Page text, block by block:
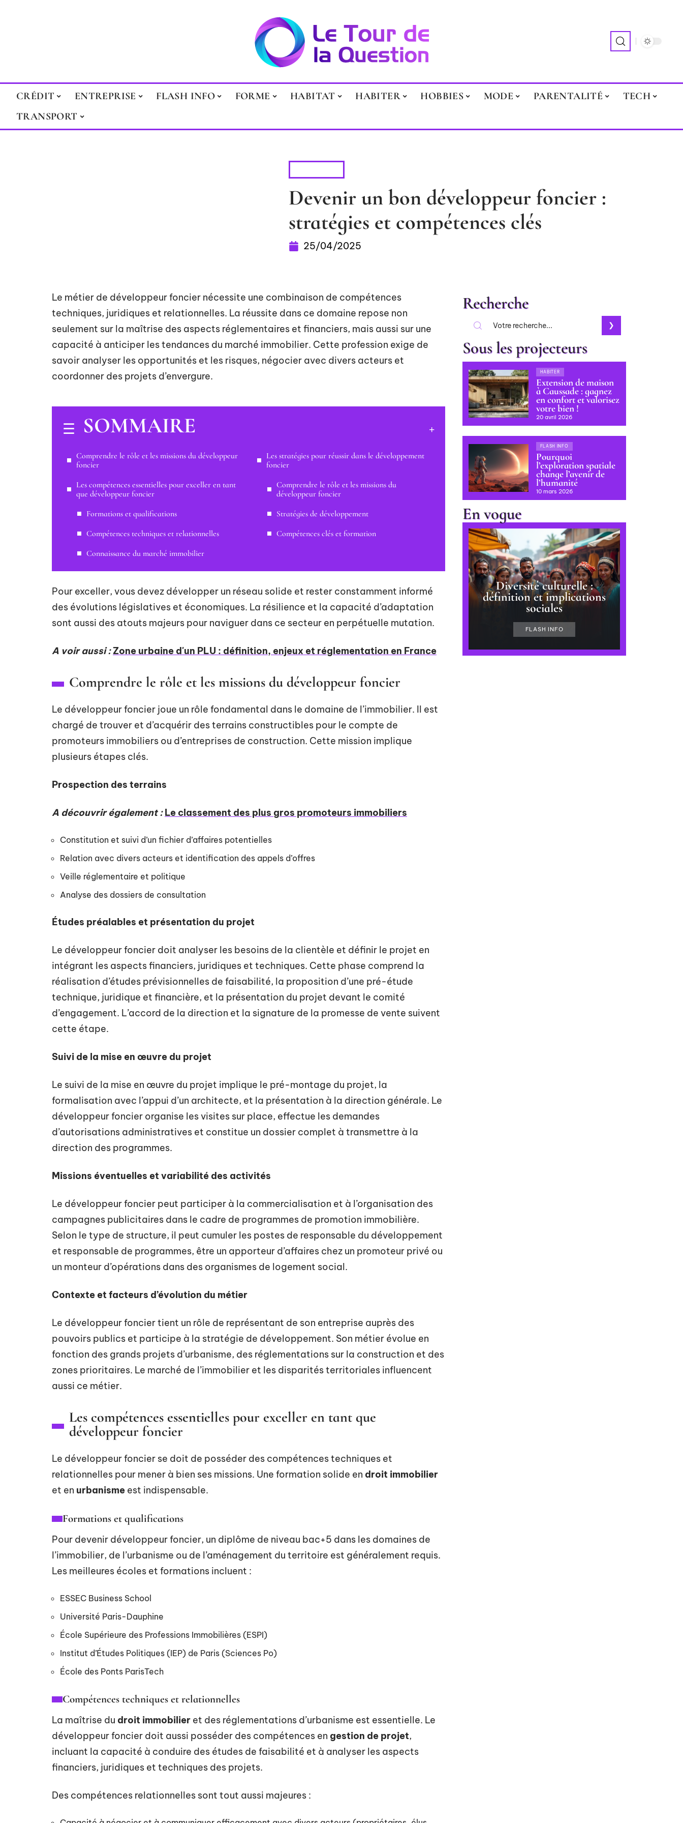
CRÉDIT ENTREPRISE FLASH INFO FORME HABITAT HABITER HOBBIES MODE PARENTALITÉ
TECH
TRANSPORT
Devenir un bon développeur foncier :
stratégies et compétences clés
25/04/2025
Le métier de développeur foncier nécessite une combinaison de compétences
techniques, juridiques et relationnelles. La réussite dans ce domaine repose non
seulement sur la maîtrise des aspects réglementaires et financiers, mais aussi sur une
capacité à anticiper les tendances du marché immobilier. Cette profession exige de
savoir analyser les opportunités et les risques, négocier avec divers acteurs et
coordonner des projets d’envergure.
SOMMAIRE
Comprendre le rôle et les missions du développeur
foncier
Les compétences essentielles pour exceller en tant
que développeur foncier
Formations et qualifications
Compétences techniques et relationnelles
Connaissance du marché immobilier
Les stratégies pour réussir dans le développement
foncier
Comprendre le rôle et les missions du
développeur foncier
Stratégies de développement
Compétences clés et formation
Pour exceller, vous devez développer un réseau solide et rester constamment informé
des évolutions législatives et économiques. La résilience et la capacité d’adaptation
sont aussi des atouts majeurs pour naviguer dans ce secteur en perpétuelle mutation.
A voir aussi :Zone urbaine d'un PLU : définition, enjeux et réglementation en France
Comprendre le rôle et les missions du développeur foncier
Le développeur foncier joue un rôle fondamental dans le domaine de l’immobilier. Il est
chargé de trouver et d’acquérir des terrains constructibles pour le compte de
promoteurs immobiliers ou d’entreprises de construction. Cette mission implique
plusieurs étapes clés.
Prospection des terrains
A découvrir également : Le classement des plus gros promoteurs immobiliers
Constitution et suivi d’un fichier d’affaires potentielles
Relation avec divers acteurs et identification des appels d’offres
Veille réglementaire et politique
Analyse des dossiers de consultation
Études préalables et présentation du projet
Le développeur foncier doit analyser les besoins de la clientèle et définir le projet en
intégrant les aspects financiers, juridiques et techniques. Cette phase comprend la
réalisation d’études prévisionnelles de faisabilité, la proposition d’une pré-étude
technique, juridique et financière, et la présentation du projet devant le comité
d’engagement. L’accord de la direction et la signature de la promesse de vente suivent
cette étape.
Suivi de la mise en œuvre du projet
Le suivi de la mise en œuvre du projet implique le pré-montage du projet, la
formalisation avec l’appui d’un architecte, et la présentation à la direction générale. Le
développeur foncier organise les visites sur place, effectue les demandes
d’autorisations administratives et constitue un dossier complet à transmettre à la
direction des programmes.
Missions éventuelles et variabilité des activités
Le développeur foncier peut participer à la commercialisation et à l’organisation des
campagnes publicitaires dans le cadre de programmes de promotion immobilière.
Selon le type de structure, il peut cumuler les postes de responsable du développement
et responsable de programmes, être un apporteur d’affaires chez un promoteur privé ou
un monteur d’opérations dans des organismes de logement social.
Contexte et facteurs d’évolution du métier
Le développeur foncier tient un rôle de représentant de son entreprise auprès des
pouvoirs publics et participe à la stratégie de développement. Son métier évolue en
fonction des grands projets d’urbanisme, des réglementations sur la construction et des
zones prioritaires. Le marché de l’immobilier et les disparités territoriales influencent
aussi ce métier.
Les compétences essentielles pour exceller en tant que
développeur foncier
Le développeur foncier se doit de posséder des compétences techniques et
relationnelles pour mener à bien ses missions. Une formation solide en droit immobilier
et en urbanisme est indispensable.
Formations et qualifications
Pour devenir développeur foncier, un diplôme de niveau bac+5 dans les domaines de
l’immobilier, de l’urbanisme ou de l’aménagement du territoire est généralement requis.
Les meilleures écoles et formations incluent :
ESSEC Business School
Université Paris-Dauphine
École Supérieure des Professions Immobilières (ESPI)
Institut d’Études Politiques (IEP) de Paris (Sciences Po)
École des Ponts ParisTech
Compétences techniques et relationnelles
La maîtrise du droit immobilier et des réglementations d’urbanisme est essentielle. Le
développeur foncier doit aussi posséder des compétences en gestion de projet,
incluant la capacité à conduire des études de faisabilité et à analyser les aspects
financiers, juridiques et techniques des projets.
Des compétences relationnelles sont tout aussi majeures :
Recherche
Sous les projecteurs
HABITER
Extension de maison
à Caussade : gagnez
en confort et valorisez
votre bien !
20 avril 2026
FLASH INFO
Pourquoi
l’exploration spatiale
change l’avenir de
l’humanité
10 mars 2026
En vogue
Diversité culturelle :
définition et implications
sociales
FLASH INFO